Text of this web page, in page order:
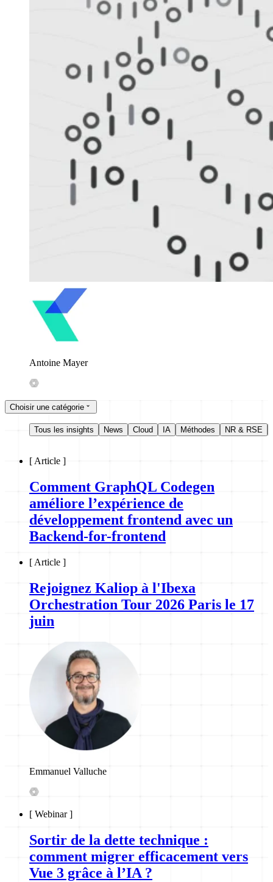
Antoine Mayer
Choisir une catégorie
Tous les insights News Cloud IA Méthodes NR & RSE
[ Article ]
Comment GraphQL Codegen
améliore l’expérience de
développement frontend avec un
Backend-for-frontend
[ Article ]
Rejoignez Kaliop à l'Ibexa
Orchestration Tour 2026 Paris le 17
juin
Emmanuel Valluche
[ Webinar]
Sortir de la dette technique :
comment migrer efficacement vers
Vue 3 grâce à l’IA ?